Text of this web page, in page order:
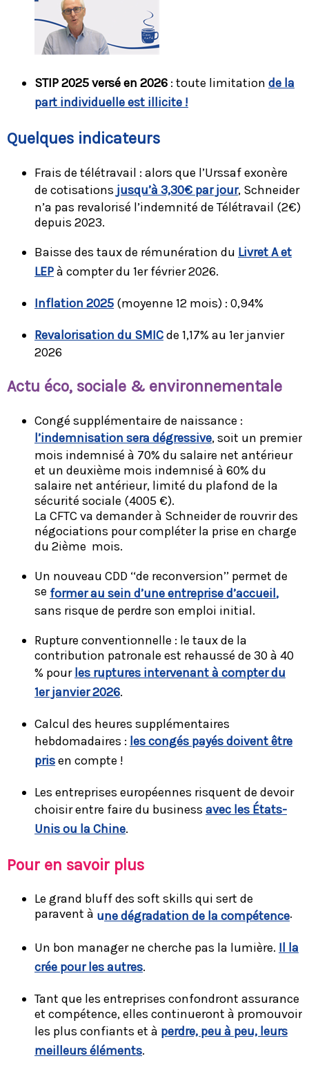
STIP 2025 versé en 2026 : toute limitation de la
part individuelle est illicite !
Quelques indicateurs
Frais de télétravail : alors que l’Urssaf exonère
de cotisations jusqu’à 3,30€ par jour, Schneider
n’a pas revalorisé l’indemnité de Télétravail (2€)
depuis 2023.
Baisse des taux de rémunération du Livret A et
LEPà compter du 1er février 2026.
Inflation 2025 (moyenne 12 mois) : 0,94%
Revalorisation du SMICde 1,17% au 1er janvier
2026
Actu éco, sociale & environnementale
Congé supplémentaire de naissance :
l’indemnisation sera dégressive,soit un premier
mois indemnisé à 70% du salaire net antérieur
et un deuxième mois indemnisé à 60% du
salaire net antérieur, limité du plafond de la
sécurité sociale (4005 €).
La CFTC va demander à Schneider de rouvrir des
négociations pour compléter la prise en charge
du 2ième mois.
Un nouveau CDD ‘‘de reconversion’’ permet de
se former au sein d’une entreprise d’accueil,
sans risque de perdre son emploi initial.
Rupture conventionnelle : le taux de la
contribution patronale est rehaussé de 30 à 40
% pourles ruptures intervenant à compter du
1er janvier 2026.
Calcul des heures supplémentaires
hebdomadaires : les congés payés doivent être
prisen compte !
Les entreprises européennes risquent de devoir
choisir entre faire du business avec les États-
Unis ou la Chine.
Pour en savoir plus
Le grand bluff des soft skills qui sert de
paravent à une dégradation de la compétence.
Un bon manager ne cherche pas la lumière. Il la
crée pour les autres.
Tant que les entreprises confondront assurance
et compétence, elles continueront à promouvoir
les plus confiants et à perdre, peu à peu, leurs
meilleurs éléments.